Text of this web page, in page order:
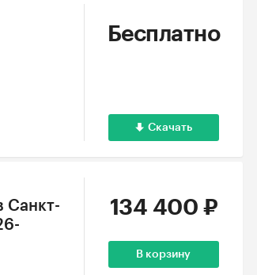
Бесплатно
Скачать
Санкт-
134 400 ₽
В корзину